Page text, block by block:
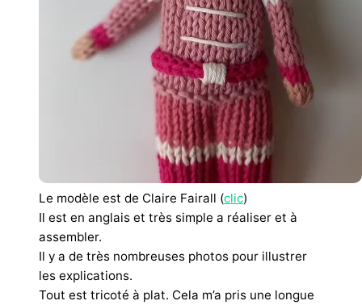
Le modèle est de Claire Fairall (clic)
Il est en anglais et très simple a réaliser et à
assembler.
Il y a de très nombreuses photos pour illustrer
les explications.
Tout est tricoté à plat. Cela m’a pris une longue